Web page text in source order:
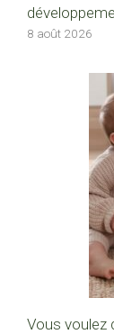
8 août 2026
Vous voulez